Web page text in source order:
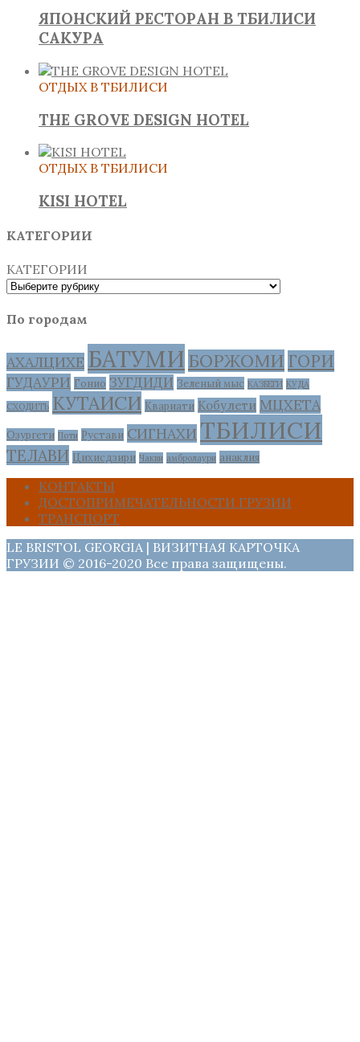
ЯПОНСКИЙ РЕСТОРАН В ТБИЛИСИ
САКУРА
ОТДЫХ В ТБИЛИСИ
THE GROVE DESIGN HOTEL
ОТДЫХ В ТБИЛИСИ
KISI HOTEL
КАТЕГОРИИ
КАТЕГОРИИ
По городам
АХАЛЦИХЕ БАТУМИ БОРЖОМИ ГОРИ
ГУДАУРИ Гонио ЗУГДИДИ Зеленый мыс КАЗБЕГИ КУДА
СХОДИТЬ КУТАИСИ Квариати Кобулети МЦХЕТА
Озургети Поти Рустави СИГНАХИ ТБИЛИСИ
ТЕЛАВИ Цихисдзири Чакви амбролаури анаклия
КОНТАКТЫ
ДОСТОПРИМЕЧАТЕЛЬНОСТИ ГРУЗИИ
ТРАНСПОРТ
LE BRISTOL GEORGIA | ВИЗИТНАЯ КАРТОЧКА
ГРУЗИИ © 2016-2020 Все права защищены.